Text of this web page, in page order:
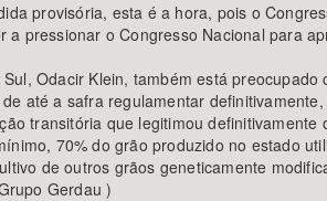
provisória, esta é a hora, pois o
pressionar o Congresso Nacional para
Odacir Klein, também está
até a safra regulamentar
transitória que legitimou definitivamente
70% do grão produzido no estado
de outros grãos geneticamente
Gerdau )